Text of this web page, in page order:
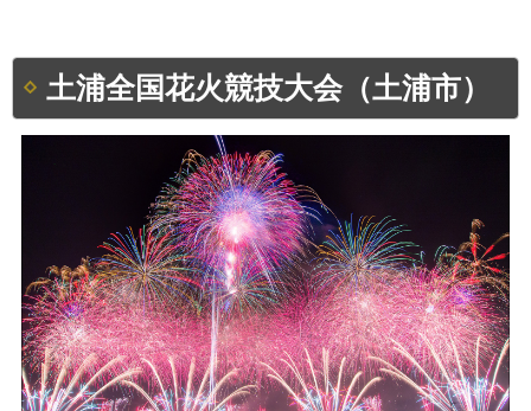
土浦全国花火競技大会（土浦市）